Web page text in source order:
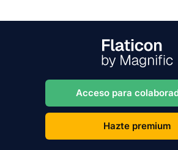
Acceso para
Hazte premium